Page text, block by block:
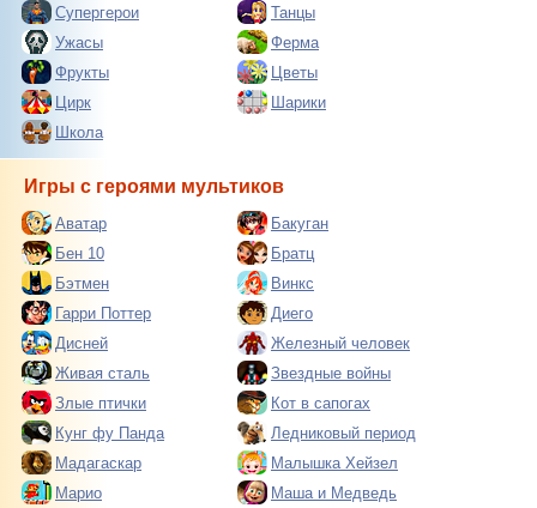
Супергерои
Танцы
Ужасы
Ферма
Фрукты
Цветы
Цирк
Шарики
Школа
Игры с героями мультиков
Аватар
Бакуган
Бен 10
Братц
Бэтмен
Винкс
Гарри Поттер
Диего
Дисней
Железный человек
Живая сталь
Звездные войны
Злые птички
Кот в сапогах
Кунг фу Панда
Ледниковый период
Мадагаскар
Малышка Хейзел
Марио
Маша и Медведь